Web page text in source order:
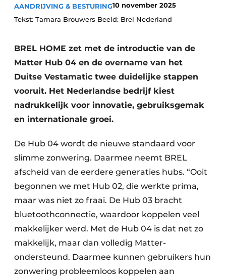
AANDRIJVING & BESTURING10 november 2025
Tekst: Tamara Brouwers Beeld: Brel Nederland
BREL HOME zet met de introductie van de
Matter Hub 04 en de overname van het
Duitse Vestamatic twee duidelijke stappen
vooruit. Het Nederlandse bedrijf kiest
nadrukkelijk voor innovatie, gebruiksgemak
en internationale groei.
De Hub 04 wordt de nieuwe standaard voor
slimme zonwering. Daarmee neemt BREL
afscheid van de eerdere generaties hubs. “Ooit
begonnen we met Hub 02, die werkte prima,
maar was niet zo fraai. De Hub 03 bracht
bluetoothconnectie, waardoor koppelen veel
makkelijker werd. Met de Hub 04 is dat net zo
makkelijk, maar dan volledig Matter-
ondersteund. Daarmee kunnen gebruikers hun
zonwering probleemloos koppelen aan